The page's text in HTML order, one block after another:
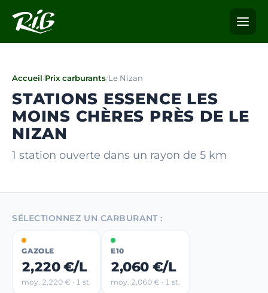
Accueil/Prix carburants/Le Nizan
STATIONS ESSENCE LES
MOINS CHÈRES PRÈS DE LE
NIZAN
1 station ouverte dans un rayon de 5 km
SÉLECTIONNEZ UN CARBURANT :
GAZOLE
2,220 €/L
moy. 2,220 € · 1 st.
E10
2,060 €/L
moy. 2,060 € · 1 st.